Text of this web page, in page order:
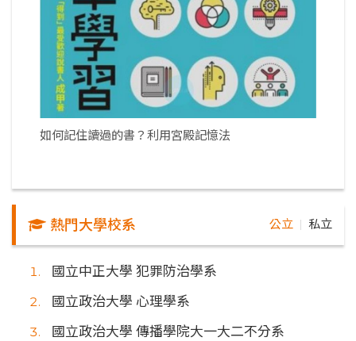
如何記住讀過的書？利用宮殿記憶法
熱門大學校系 公立 私立
國立中正大學 犯罪防治學系
國立政治大學 心理學系
國立政治大學 傳播學院大一大二不分系